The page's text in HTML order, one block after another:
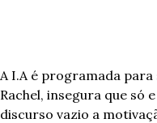
A I.A é programada
Rachel, insegura que só
discurso vazio a